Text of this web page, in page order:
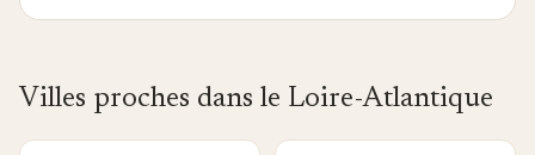
Villes proches dans le Loire-Atlantique